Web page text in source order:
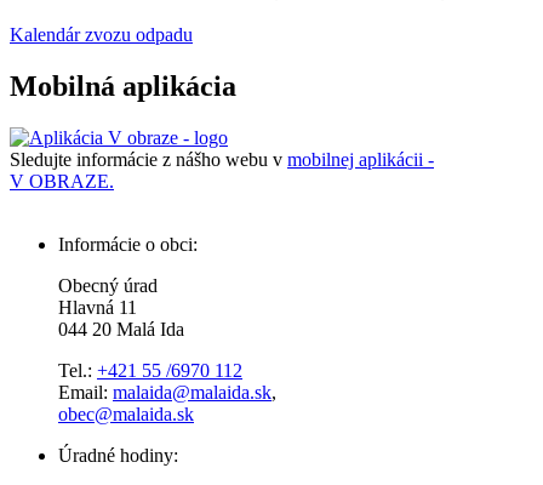
Kalendár zvozu odpadu
Mobilná aplikácia
Sledujte informácie z nášho webu v mobilnej aplikácii -
V OBRAZE.
Informácie o obci:
Obecný úrad
Hlavná 11
044 20 Malá Ida
Tel.: +421 55 /6970 112
Email: malaida@malaida.sk,
obec@malaida.sk
Úradné hodiny: